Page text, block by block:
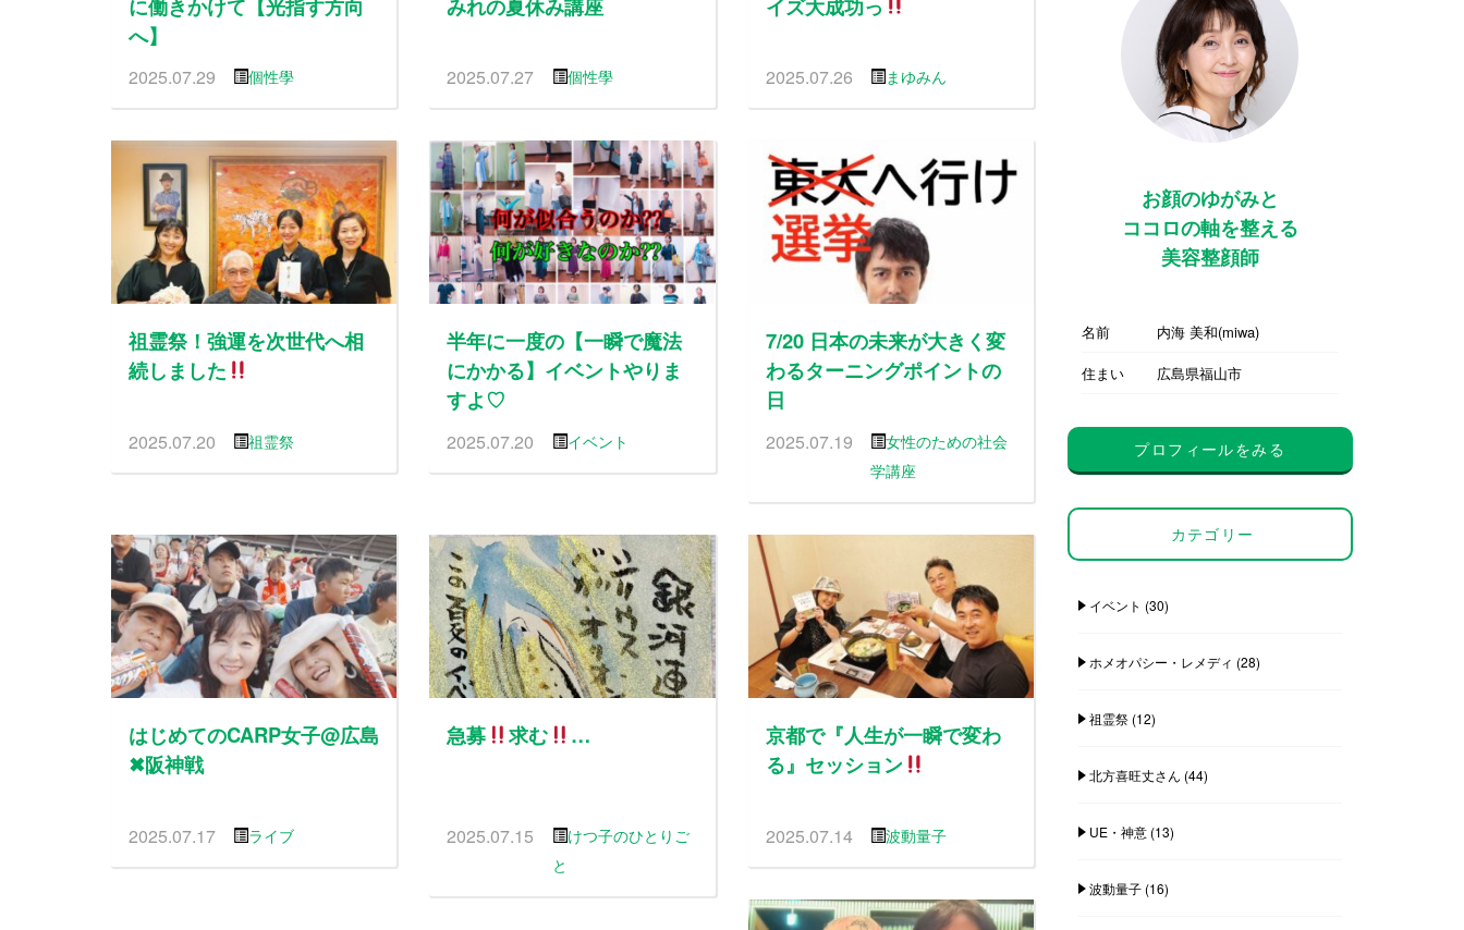
へ】
2025.07.29 個性學 2025.07.27 個性學 2025.07.26 まゆみん
祖霊祭！強運を次世代へ相
続しました
2025.07.20 祖霊祭
半年に一度の【一瞬で魔法
にかかる】イベントやりま
すよ♡
2025.07.20 イベント
7/20 日本の未来が大きく変
わるターニングポイントの
日
2025.07.19
女性のための社会
学講座
はじめてのCARP女子@広島
✖︎阪神戦
2025.07.17 ライブ
急募 求む …
2025.07.15
けつ子のひとりご
と
京都で『人生が一瞬で変わ
る』セッション
2025.07.14 波動量子
お顔のゆがみと
ココロの軸を整える
美容整顔師
名前
内海 美和(miwa)
住まい
広島県福山市
プロフィールをみる
カテゴリー
イベント (30)
ホメオパシー・レメディ (28)
祖霊祭(12)
北方喜旺丈さん (44)
UE・神意(13)
波動量子(16)